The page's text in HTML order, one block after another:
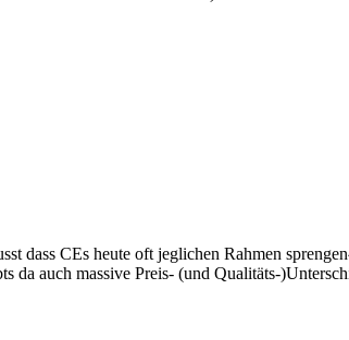
dass CEs heute oft jeglichen Rahmen
da auch massive Preis- (und Qualitäts-